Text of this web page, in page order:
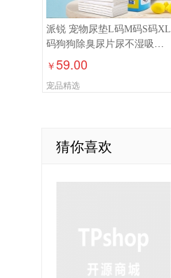
派锐 宠物尿垫L码M码S码XL
码狗狗除臭尿片尿不湿吸水
垫隔尿垫
￥59.00
宠品精选
猜你喜欢